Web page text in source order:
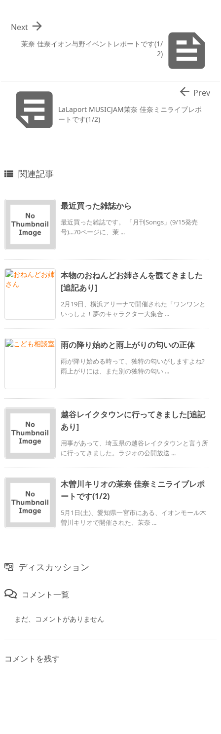

茉奈 佳奈イオン与野イベントレポートです(1/
2)

Next
LaLaport MUSICJAM茉奈 佳奈ミニライブレポ
ートです(1/2)
 Prev
 関連記事
最近買った雑誌から
最近買った雑誌です。 「月刊Songs」(9/15発売
号)...70ページに、茉 ...
本物のおねんどお姉さんを観てきました
[追記あり]
2月19日、横浜アリーナで開催された「ワンワンと
いっしょ！夢のキャラクター大集合 ...
雨の降り始めと雨上がりの匂いの正体
雨が降り始める時って、独特の匂いがしますよね?
雨上がりには、また別の独特の匂い ...
越谷レイクタウンに行ってきました[追記
あり]
用事があって、埼玉県の越谷レイクタウンと言う所
に行ってきました。ラジオの公開放送 ...
木曽川キリオの茉奈 佳奈ミニライブレポ
ートです(1/2)
5月1日(土)、愛知県一宮市にある、イオンモール木
曽川キリオで開催された、茉奈 ...
ディスカッション
コメント一覧
まだ、コメントがありません
コメントを残す